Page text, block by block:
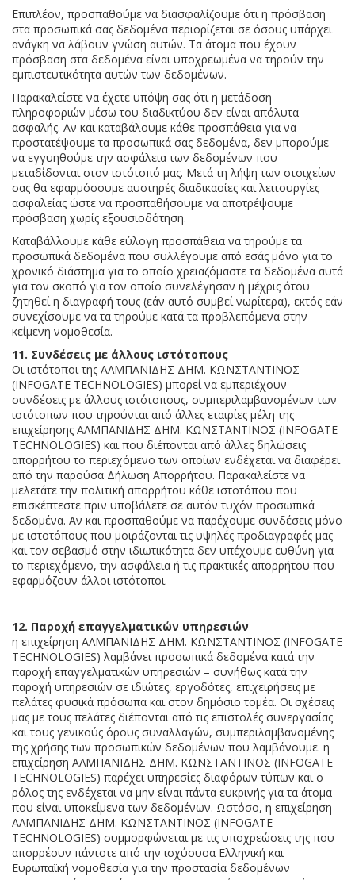
Επιπλέον, προσπαθούμε να διασφαλίζουμε ότι η πρόσβαση
στα προσωπικά σας δεδομένα περιορίζεται σε όσους υπάρχει
ανάγκη να λάβουν γνώση αυτών. Τα άτομα που έχουν
πρόσβαση στα δεδομένα είναι υποχρεωμένα να τηρούν την
εμπιστευτικότητα αυτών των δεδομένων.
Παρακαλείστε να έχετε υπόψη σας ότι η μετάδοση
πληροφοριών μέσω του διαδικτύου δεν είναι απόλυτα
ασφαλής. Αν και καταβάλουμε κάθε προσπάθεια για να
προστατέψουμε τα προσωπικά σας δεδομένα, δεν μπορούμε
να εγγυηθούμε την ασφάλεια των δεδομένων που
μεταδίδονται στον ιστότοπό μας. Μετά τη λήψη των στοιχείων
σας θα εφαρμόσουμε αυστηρές διαδικασίες και λειτουργίες
ασφαλείας ώστε να προσπαθήσουμε να αποτρέψουμε
πρόσβαση χωρίς εξουσιοδότηση.
Καταβάλλουμε κάθε εύλογη προσπάθεια να τηρούμε τα
προσωπικά δεδομένα που συλλέγουμε από εσάς μόνο για το
χρονικό διάστημα για το οποίο χρειαζόμαστε τα δεδομένα αυτά
για τον σκοπό για τον οποίο συνελέγησαν ή μέχρις ότου
ζητηθεί η διαγραφή τους (εάν αυτό συμβεί νωρίτερα), εκτός εάν
συνεχίσουμε να τα τηρούμε κατά τα προβλεπόμενα στην
κείμενη νομοθεσία.
11. Συνδέσεις με άλλους ιστότοπους
Οι ιστότοποι της ΑΛΜΠΑΝΙΔΗΣ ΔΗΜ. ΚΩΝΣΤΑΝΤΙΝΟΣ
(INFOGATE TECHNOLOGIES) μπορεί να εμπεριέχουν
συνδέσεις με άλλους ιστότοπους, συμπεριλαμβανομένων των
ιστότοπων που τηρούνται από άλλες εταιρίες μέλη της
επιχείρησης ΑΛΜΠΑΝΙΔΗΣ ΔΗΜ. ΚΩΝΣΤΑΝΤΙΝΟΣ (INFOGATE
TECHNOLOGIES) και που διέπονται από άλλες δηλώσεις
απορρήτου το περιεχόμενο των οποίων ενδέχεται να διαφέρει
από την παρούσα Δήλωση Απορρήτου. Παρακαλείστε να
μελετάτε την πολιτική απορρήτου κάθε ιστοτόπου που
επισκέπτεστε πριν υποβάλετε σε αυτόν τυχόν προσωπικά
δεδομένα. Αν και προσπαθούμε να παρέχουμε συνδέσεις μόνο
με ιστοτόπους που μοιράζονται τις υψηλές προδιαγραφές μας
και τον σεβασμό στην ιδιωτικότητα δεν υπέχουμε ευθύνη για
το περιεχόμενο, την ασφάλεια ή τις πρακτικές απορρήτου που
εφαρμόζουν άλλοι ιστότοποι.
12. Παροχή επαγγελματικών υπηρεσιών
η επιχείρηση ΑΛΜΠΑΝΙΔΗΣ ΔΗΜ. ΚΩΝΣΤΑΝΤΙΝΟΣ (INFOGATE
TECHNOLOGIES) λαμβάνει προσωπικά δεδομένα κατά την
παροχή επαγγελματικών υπηρεσιών – συνήθως κατά την
παροχή υπηρεσιών σε ιδιώτες, εργοδότες, επιχειρήσεις με
πελάτες φυσικά πρόσωπα και στον δημόσιο τομέα. Οι σχέσεις
μας με τους πελάτες διέπονται από τις επιστολές συνεργασίας
και τους γενικούς όρους συναλλαγών, συμπεριλαμβανομένης
της χρήσης των προσωπικών δεδομένων που λαμβάνουμε. η
επιχείρηση ΑΛΜΠΑΝΙΔΗΣ ΔΗΜ. ΚΩΝΣΤΑΝΤΙΝΟΣ (INFOGATE
TECHNOLOGIES) παρέχει υπηρεσίες διαφόρων τύπων και ο
ρόλος της ενδέχεται να μην είναι πάντα ευκρινής για τα άτομα
που είναι υποκείμενα των δεδομένων. Ωστόσο, η επιχείρηση
ΑΛΜΠΑΝΙΔΗΣ ΔΗΜ. ΚΩΝΣΤΑΝΤΙΝΟΣ (INFOGATE
TECHNOLOGIES) συμμορφώνεται με τις υποχρεώσεις της που
απορρέουν πάντοτε από την ισχύουσα Ελληνική και
Ευρωπαϊκή νομοθεσία για την προστασία δεδομένων